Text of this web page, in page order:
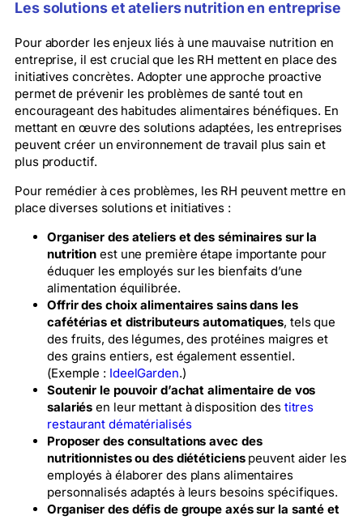
Les solutions et ateliers nutrition en entreprise
Pour aborder les enjeux liés à une mauvaise nutrition en
entreprise, il est crucial que les RH mettent en place des
initiatives concrètes. Adopter une approche proactive
permet de prévenir les problèmes de santé tout en
encourageant des habitudes alimentaires bénéfiques. En
mettant en œuvre des solutions adaptées, les entreprises
peuvent créer un environnement de travail plus sain et
plus productif.
Pour remédier à ces problèmes, les RH peuvent mettre en
place diverses solutions et initiatives :
Organiser des ateliers et des séminaires sur la
nutrition est une première étape importante pour
éduquer les employés sur les bienfaits d’une
alimentation équilibrée.
Offrir des choix alimentaires sains dans les
cafétérias et distributeurs automatiques, tels que
des fruits, des légumes, des protéines maigres et
des grains entiers, est également essentiel.
(Exemple : IdeelGarden.)
Soutenir le pouvoir d’achat alimentaire de vos
salariés en leur mettant à disposition des titres
restaurant dématérialisés
Proposer des consultations avec des
nutritionnistes ou des diététicienspeuvent aider les
employés à élaborer des plans alimentaires
personnalisés adaptés à leurs besoins spécifiques.
Organiser des défis de groupe axés sur la santé et